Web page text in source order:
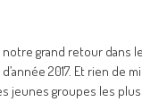
notre grand retour dans
2017. Et rien de
jeunes groupes les